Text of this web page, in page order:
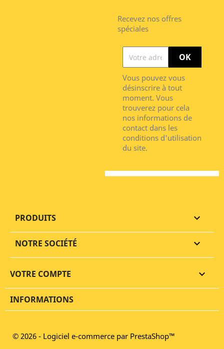
Recevez nos offres
spéciales
Vous pouvez vous
désinscrire à tout
moment. Vous
trouverez pour cela
nos informations de
contact dans les
conditions d'utilisation
du site.
PRODUITS 
NOTRE SOCIÉTÉ 
VOTRE COMPTE 
INFORMATIONS
© 2026 - Logiciel e-commerce par PrestaShop™